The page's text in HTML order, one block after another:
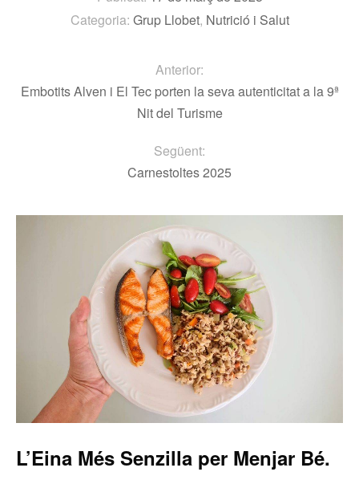
L’Eina Més Senzilla per Menjar Bé.
Categoria: Grup Llobet, Nutrició i Salut
Anterior:
Embotits Alven i El Tec porten la seva autenticitat a la 9ª
Nit del Turisme
Següent:
Carnestoltes 2025